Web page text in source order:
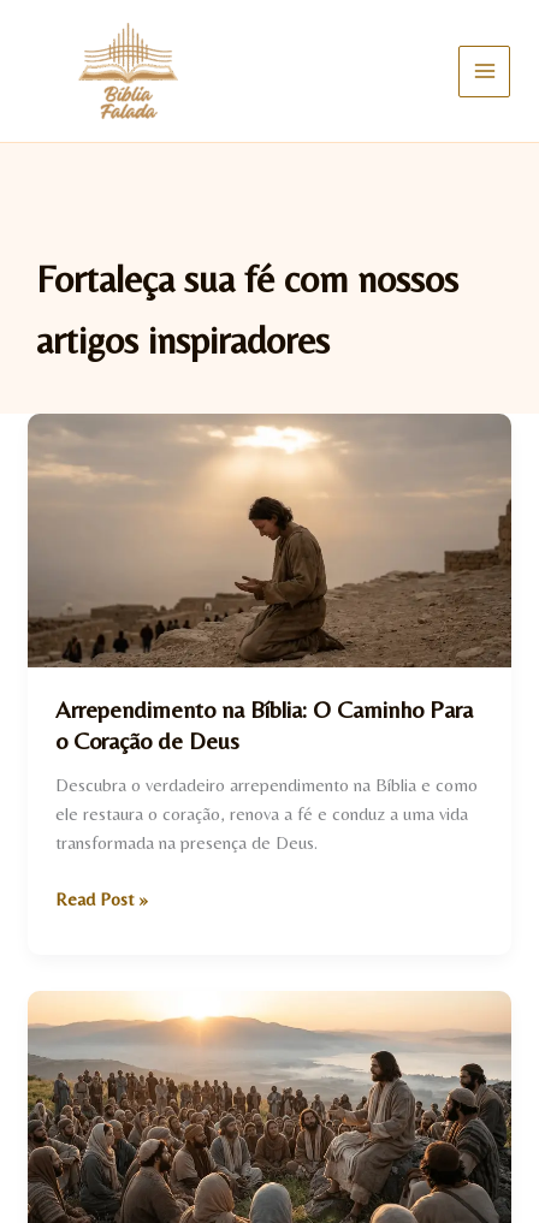
Fortaleça sua fé com nossos
artigos inspiradores
Arrependimento na Bíblia: O Caminho Para
o Coração de Deus
Descubra o verdadeiro arrependimento na Bíblia e como
ele restaura o coração, renova a fé e conduz a uma vida
transformada na presença de Deus.
Arrependimento
Bíblia:
Coração
de
Read Post »
Bíblico
Sobre
Mateus
5
—
A
Vida